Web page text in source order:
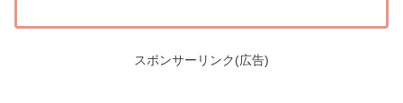
スポンサーリンク(広告)